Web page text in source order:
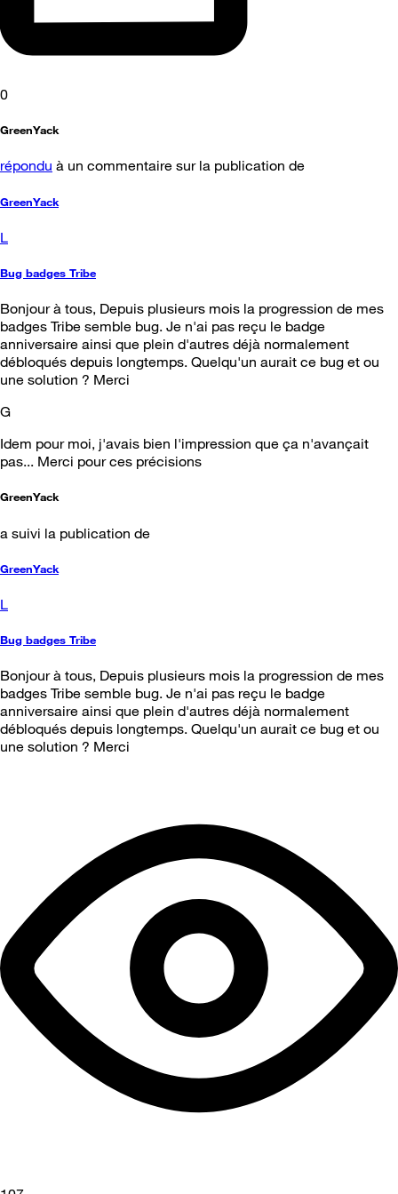
0
GreenYack
répondu à un commentaire sur la publication de
GreenYack
L
Bug badges Tribe
Bonjour à tous, Depuis plusieurs mois la progression de mes
badges Tribe semble bug. Je n'ai pas reçu le badge
anniversaire ainsi que plein d'autres déjà normalement
débloqués depuis longtemps. Quelqu'un aurait ce bug et ou
une solution ? Merci
G
Idem pour moi, j'avais bien l'impression que ça n'avançait
pas... Merci pour ces précisions
GreenYack
a suivi la publication de
GreenYack
L
Bug badges Tribe
Bonjour à tous, Depuis plusieurs mois la progression de mes
badges Tribe semble bug. Je n'ai pas reçu le badge
anniversaire ainsi que plein d'autres déjà normalement
débloqués depuis longtemps. Quelqu'un aurait ce bug et ou
une solution ? Merci